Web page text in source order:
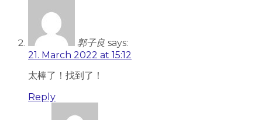
郭子良 says:
21. March 2022 at 15:12
太棒了！找到了！
Reply